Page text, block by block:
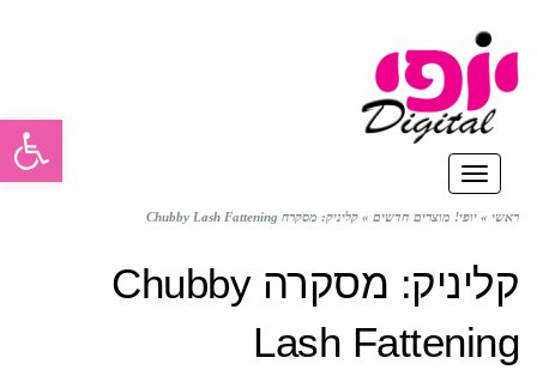
תפריט
ראשי » יופי! מוצרים חדשים » קליניק: מסקרה Chubby Lash Fattening
קליניק: מסקרה Chubby
Lash Fattening
פתח